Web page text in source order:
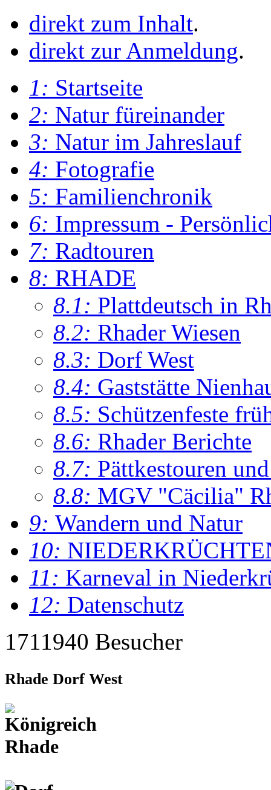
direkt zum Inhalt.
direkt zur Anmeldung.
1: Startseite
2: Natur füreinander
3: Natur im Jahreslauf
4: Fotografie
5: Familienchronik
6: Impressum -
7: Radtouren
8: RHADE
8.1: Plattdeutsch in
8.2: Rhader Wiesen
8.3: Dorf West
8.4: Gaststätte
8.5: Schützenfeste
8.6: Rhader Berichte
8.7: Pättkestouren
8.8: MGV "Cäcilia"
9: Wandern und Natur
10:
11: Karneval in
12: Datenschutz
1711940 Besucher
Rhade Dorf West